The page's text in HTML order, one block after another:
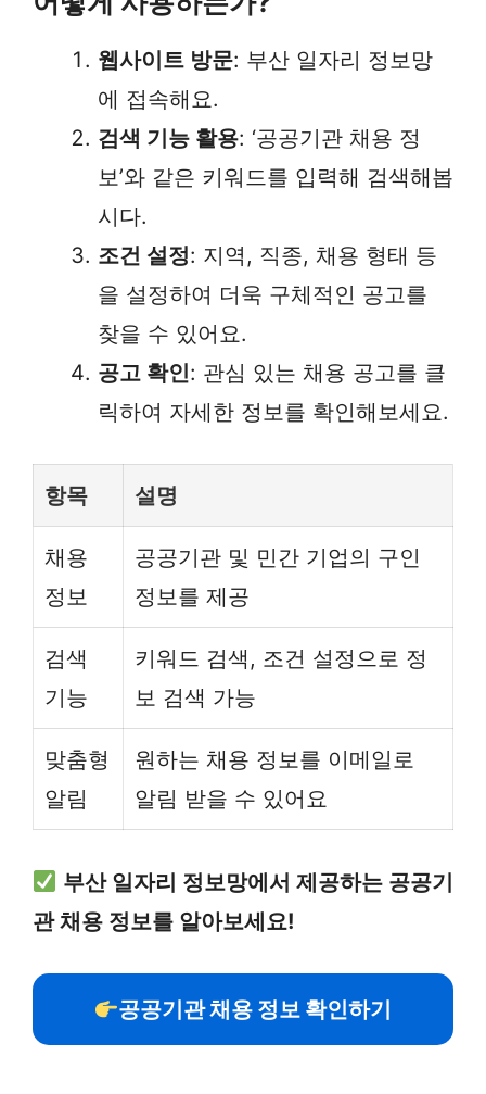
웹사이트 방문: 부산 일자리 정보망
에 접속해요.
검색 기능 활용: ‘공공기관 채용 정
보’와 같은 키워드를 입력해 검색해봅
시다.
조건 설정: 지역, 직종, 채용 형태 등
을 설정하여 더욱 구체적인 공고를
찾을 수 있어요.
공고 확인: 관심 있는 채용 공고를 클
릭하여 자세한 정보를 확인해보세요.
항목 설명
채용
정보
공공기관 및 민간 기업의 구인
정보를 제공
검색
기능
키워드 검색, 조건 설정으로 정
보 검색 가능
맞춤형
알림
원하는 채용 정보를 이메일로
알림 받을 수 있어요
부산 일자리 정보망에서 제공하는 공공기
관 채용 정보를 알아보세요!
공공기관 채용 정보 확인하기